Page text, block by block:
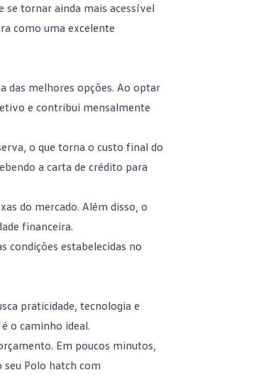
se tornar ainda mais acessível
como uma excelente
das melhores opções. Ao optar
e contribui mensalmente
o que torna o custo final do
a carta de crédito para
do mercado. Além disso, o
financeira.
condições estabelecidas no
praticidade, tecnologia e
é o caminho ideal.
Em poucos minutos,
Polo hatch com